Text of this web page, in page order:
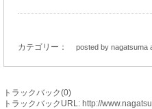
カテゴリー： posted by nagatsuma
トラックバック(0)
トラックバックURL: http://